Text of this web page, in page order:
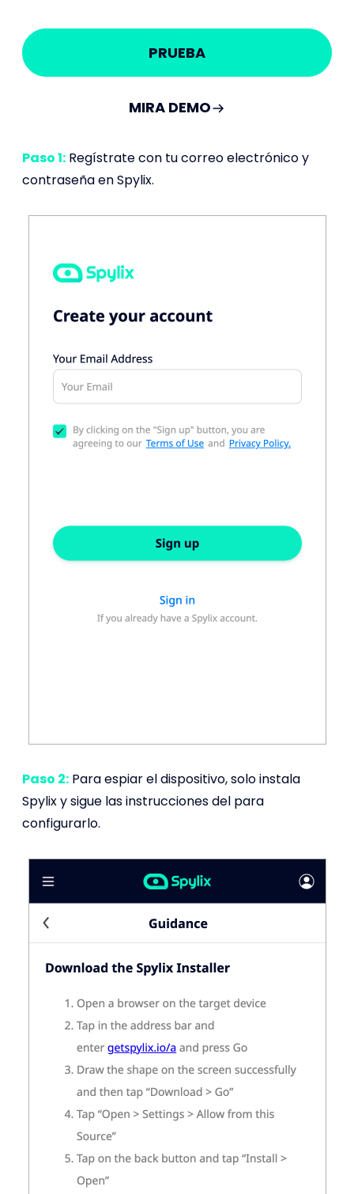
PRUEBA
MIRA DEMO
Paso 1: Regístrate con tu correo electrónico y
contraseña en Spylix.
Paso 2: Para espiar el dispositivo, solo instala
Spylix y sigue las instrucciones del para
configurarlo.